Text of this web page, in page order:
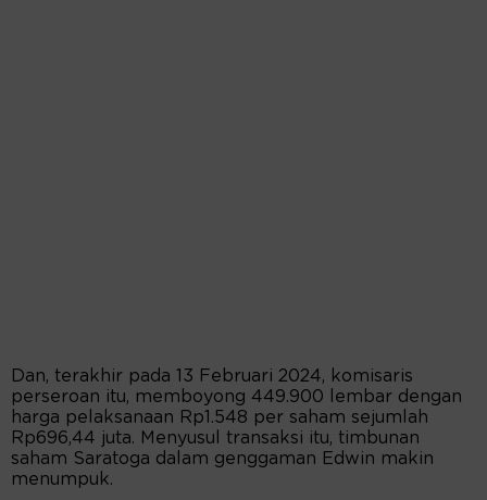
Dan, terakhir pada 13 Februari 2024, komisaris
perseroan itu, memboyong 449.900 lembar dengan
harga pelaksanaan Rp1.548 per saham sejumlah
Rp696,44 juta. Menyusul transaksi itu, timbunan
saham Saratoga dalam genggaman Edwin makin
menumpuk.